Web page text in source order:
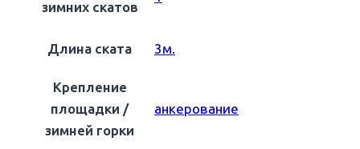
зимних скатов
Длина ската 3м.
Крепление
площадки /
зимней горки
анкерование